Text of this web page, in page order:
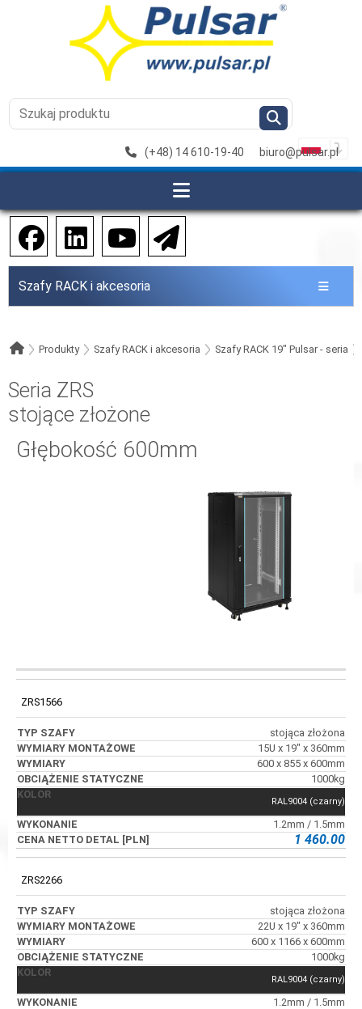
(+48) 14 610-19-40 biuro@pulsar.pl
Szafy RACK i akcesoria
Produkty Szafy RACK i akcesoria Szafy RACK 19" Pulsar - seria
Seria ZRS
stojące złożone
Głębokość 600mm
WYMIARY
MONTAŻOWE
ZRS1566
stojąca złożona
15U x 19" x 360mm
600 x 855 x 600mm
1000kg
RAL9004 (czarny)
1.2mm / 1.5mm
1 460.00
ZRS2266
stojąca złożona
22U x 19" x 360mm
600 x 1166 x 600mm
1000kg
RAL9004 (czarny)
1.2mm / 1.5mm